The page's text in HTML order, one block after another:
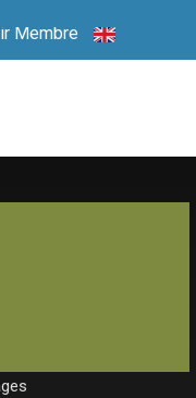
Membre